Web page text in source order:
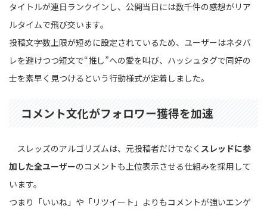
タイトルが連日ランクインし、公開当日には数千件の感想がリア
ルタイムで飛び交います。
投稿文字数上限が短めに設定されているため、ユーザーはネタバ
レを避けつつ短文で“推し”への愛を叫び、ハッシュタグで同好の
士を素早く見つけるという行動様式が定着しました。
コメント文化がフォロワー獲得を加速
スレッズのアルゴリズムは、元投稿者だけでなく スレッドに参
加した全ユーザーのコメントも上位表示させる仕組みを採用して
います。
つまり「いいね」や「リツイート」よりもコメントが強いエンゲ